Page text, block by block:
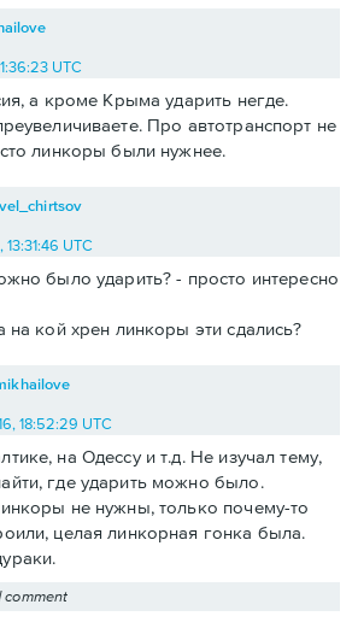
UTC
а кроме Крыма ударить негде.
Про автотранспорт не
линкоры были нужнее.
UTC
было ударить? - просто интересно
на кой хрен линкоры эти сдались?
18:52:29 UTC
на Одессу и т.д. Не изучал тему,
где ударить можно было.
не нужны, только почему-то
целая линкорная гонка была.
comment